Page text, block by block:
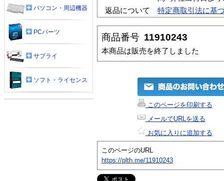
返品について
特定商取引法に基
商品番号 11910243
本商品は販売を終了しました
このページを印刷する
メールでURLを送る
お気に入りに追加する
このページのURL
https://plth.me/11910243
パソコン・周辺機器
PCパーツ
サプライ
ソフト・ライセンス